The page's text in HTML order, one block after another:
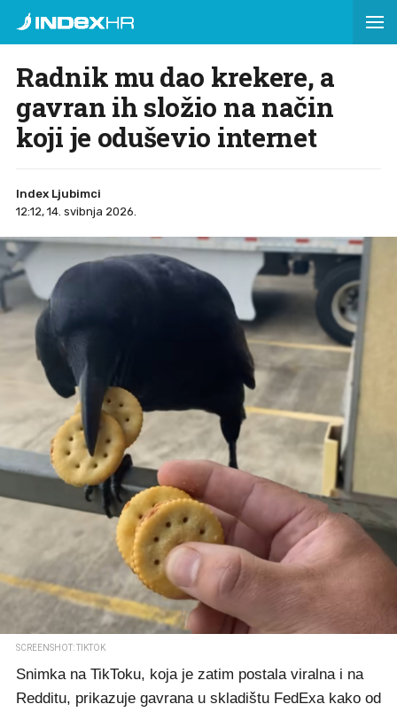
Radnik mu dao krekere, a
gavran ih složio na način
koji je oduševio internet
Index Ljubimci
12:12, 14. svibnja 2026.
SCREENSHOT: TIKTOK
Snimka na TikToku, koja je zatim postala viralna i na
Redditu, prikazuje gavrana u skladištu FedExa kako od